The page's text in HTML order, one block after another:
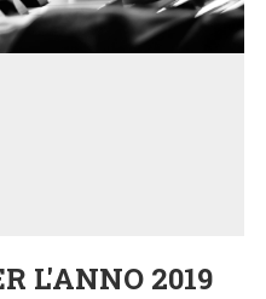
L'ANNO 2019